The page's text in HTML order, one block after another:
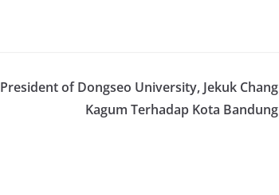
President of Dongseo University, Jekuk Chang
Kagum Terhadap Kota Bandung